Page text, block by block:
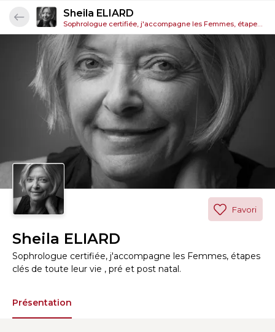
Sheila ELIARD
Sophrologue certifiée, j'accompagne les Femmes, étapes clés de toute leur vie , pré et post natal.
Sheila ELIARD
Sophrologue certifiée, j'accompagne les Femmes, étapes
clés de toute leur vie , pré et post natal.
Favori
Présentation